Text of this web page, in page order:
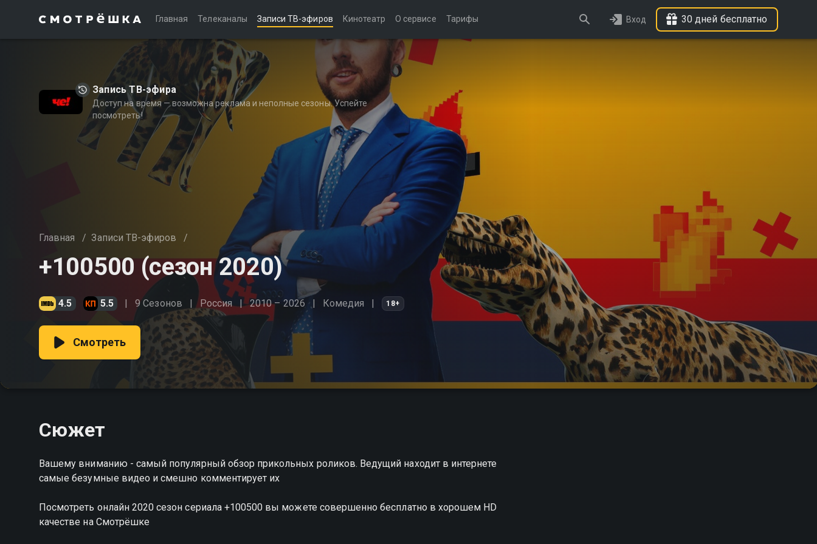
Главная Телеканалы Записи ТВ-эфиров Кинотеатр О сервисе Тарифы Вход 30 дней бесплатно
Запись ТВ-эфира
Доступ на время — возможна реклама и неполные сезоны. Успейте
посмотреть!
Главная / Записи ТВ-эфиров /
+100500 (сезон 2020)
4.5 5.5 9 Сезонов Россия 2010 – 2026 Комедия 18+
Смотреть
Сюжет
Вашему вниманию - самый популярный обзор прикольных роликов. Ведущий находит в интернете
самые безумные видео и смешно комментирует их
Посмотреть онлайн 2020 сезон сериала +100500 вы можете совершенно бесплатно в хорошем HD
качестве на Смотрёшке